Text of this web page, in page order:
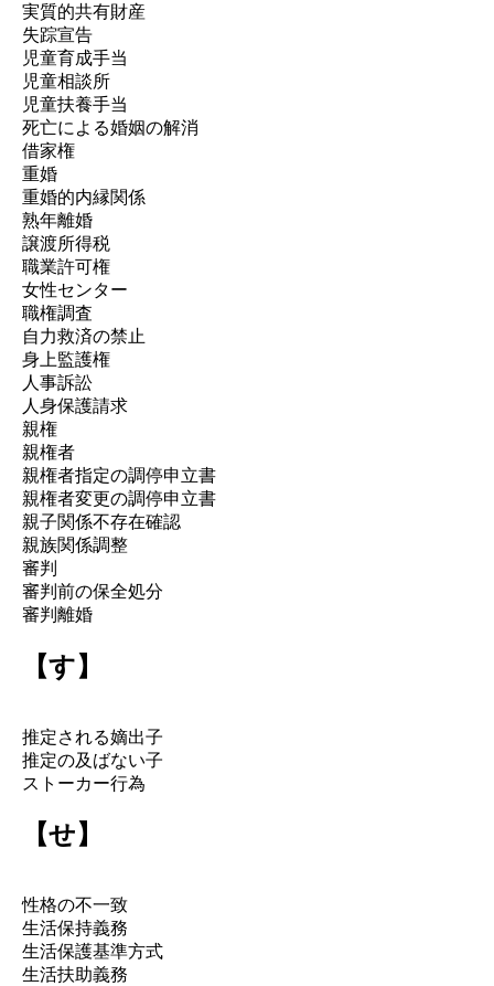
実質的共有財産
失踪宣告
児童育成手当
児童相談所
児童扶養手当
死亡による婚姻の解消
借家権
重婚
重婚的内縁関係
熟年離婚
譲渡所得税
職業許可権
女性センター
職権調査
自力救済の禁止
身上監護権
人事訴訟
人身保護請求
親権
親権者
親権者指定の調停申立書
親権者変更の調停申立書
親子関係不存在確認
親族関係調整
審判
審判前の保全処分
審判離婚
【す】
推定される嫡出子
推定の及ばない子
ストーカー行為
【せ】
性格の不一致
生活保持義務
生活保護基準方式
生活扶助義務